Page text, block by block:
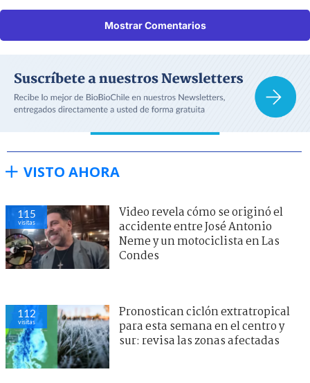
Mostrar Comentarios
VISTO AHORA
115
visitas
Video revela cómo se originó el
accidente entre José Antonio
Neme y un motociclista en Las
Condes
112
visitas
Pronostican ciclón extratropical
para esta semana en el centro y
sur: revisa las zonas afectadas